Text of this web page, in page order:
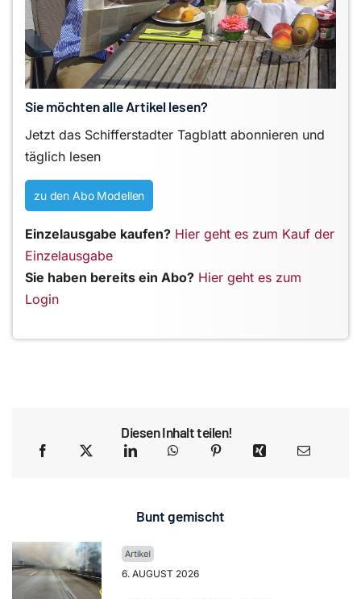
Sie möchten alle Artikel lesen?
Jetzt das Schifferstadter Tagblatt abonnieren und
täglich lesen
zu den Abo Modellen
Einzelausgabe kaufen? Hier geht es zum Kauf der
Einzelausgabe
Sie haben bereits ein Abo? Hier geht es zum
Login
Diesen Inhalt teilen!
Bunt gemischt
6. AUGUST 2026